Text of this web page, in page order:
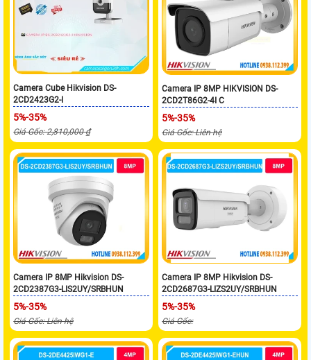
Camera Cube Hikvision DS-
2CD2423G2-I
5%-35%
Giá Gốc: 2,810,000 ₫
Camera IP 8MP HIKVISION DS-
2CD2T86G2-4I C
5%-35%
Giá Gốc: Liên hệ
Camera IP 8MP Hikvision DS-
2CD2387G3-LIS2UY/SRBHUN
5%-35%
Giá Gốc: Liên hệ
Camera IP 8MP Hikvision DS-
2CD2687G3-LIZS2UY/SRBHUN
5%-35%
Giá Gốc: